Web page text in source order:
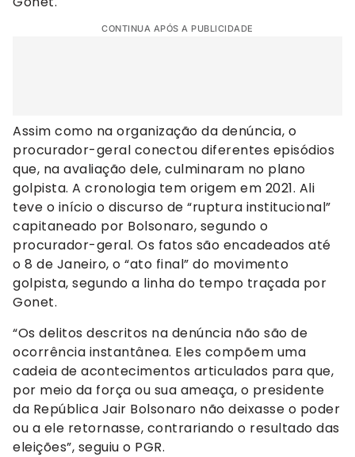
CONTINUA APÓS A PUBLICIDADE
Assim como na organização da denúncia, o
procurador-geral conectou diferentes episódios
que, na avaliação dele, culminaram no plano
golpista. A cronologia tem origem em 2021. Ali
teve o início o discurso de “ruptura institucional”
capitaneado por Bolsonaro, segundo o
procurador-geral. Os fatos são encadeados até
o 8 de Janeiro, o “ato final” do movimento
golpista, segundo a linha do tempo traçada por
Gonet.
“Os delitos descritos na denúncia não são de
ocorrência instantânea. Eles compõem uma
cadeia de acontecimentos articulados para que,
por meio da força ou sua ameaça, o presidente
da República Jair Bolsonaro não deixasse o poder
ou a ele retornasse, contrariando o resultado das
eleições”, seguiu o PGR.